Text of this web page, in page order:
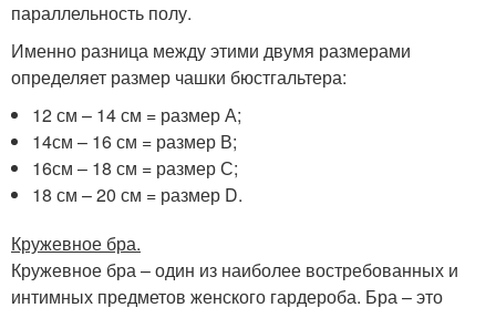
параллельность полу.
Именно разница между этими двумя размерами
определяет размер чашки бюстгальтера:
12 см – 14 см = размер А;
14см – 16 см = размер В;
16см – 18 см = размер С;
18 см – 20 см = размер D.
Кружевное бра.
Кружевное бра – один из наиболее востребованных и
интимных предметов женского гардероба. Бра – это